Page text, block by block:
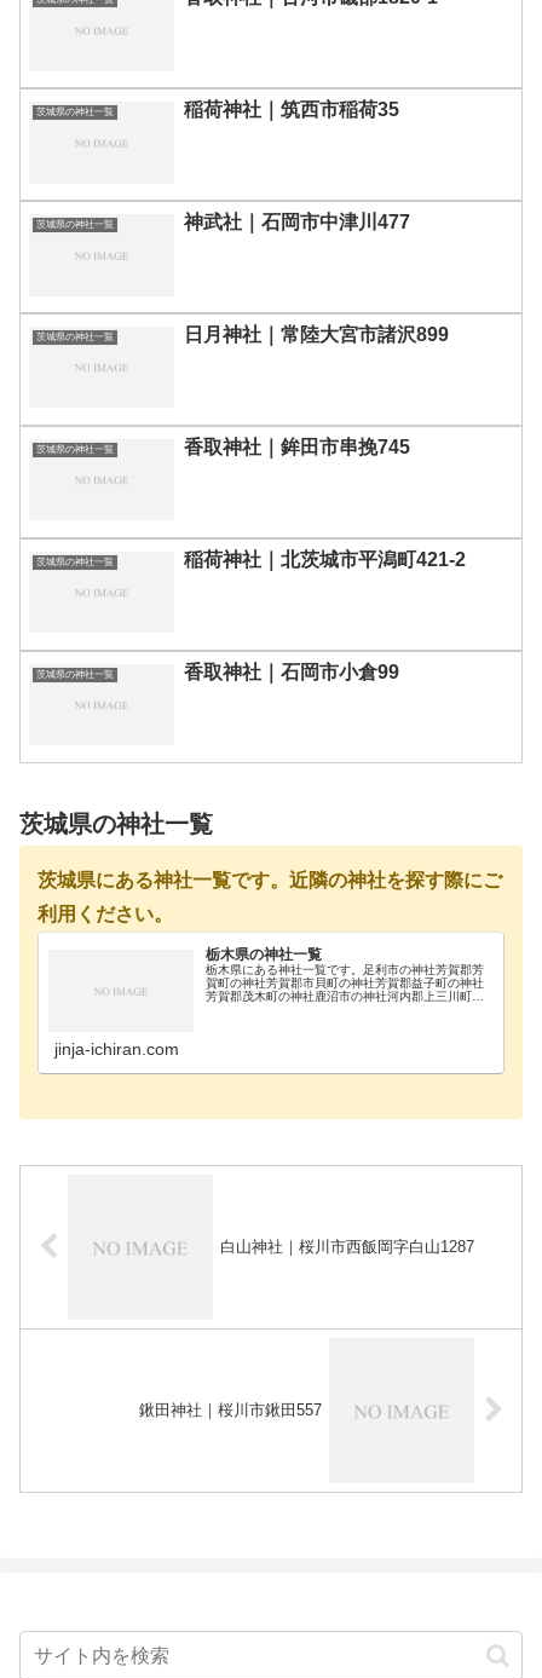
茨城県の神社一覧 稲荷神社｜筑西市稲荷35
茨城県の神社一覧 神武社｜石岡市中津川477
茨城県の神社一覧 日月神社｜常陸大宮市諸沢899
茨城県の神社一覧 香取神社｜鉾田市串挽745
茨城県の神社一覧 稲荷神社｜北茨城市平潟町421-2
茨城県の神社一覧 香取神社｜石岡市小倉99
茨城県の神社一覧
茨城県にある神社一覧です。近隣の神社を探す際にご
利用ください。
栃木県の神社一覧
栃木県にある神社一覧です。足利市の神社芳賀郡芳
賀町の神社芳賀郡市貝町の神社芳賀郡益子町の神社
芳賀郡茂木町の神社鹿沼市の神社河内郡上三川町の
jinja-ichiran.com
白山神社｜桜川市西飯岡字白山1287
鍬田神社｜桜川市鍬田557